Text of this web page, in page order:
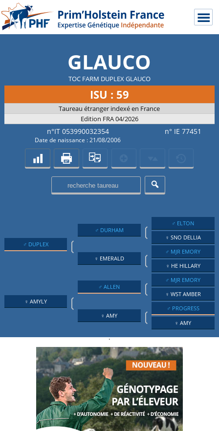
GLAUCO
TOC FARM DUPLEX GLAUCO
ISU : 59
Taureau étranger indexé en France
Edition FRA 04/2026
n°IT 053990032354 n° IE 77451
Date de naissance : 21/08/2006
♂ DUPLEX ❲
♂ DURHAM ❲
♂ ELTON
♀ SNO DELLIA
♀ EMERALD ❲
♂ MJR EMORY
♀ HE HILLARY
♀ AMYLY ❲
♂ ALLEN ❲
♂ MJR EMORY
♀ WST AMBER
♀ AMY ❲
♂ PROGRESS
♀ AMY
.